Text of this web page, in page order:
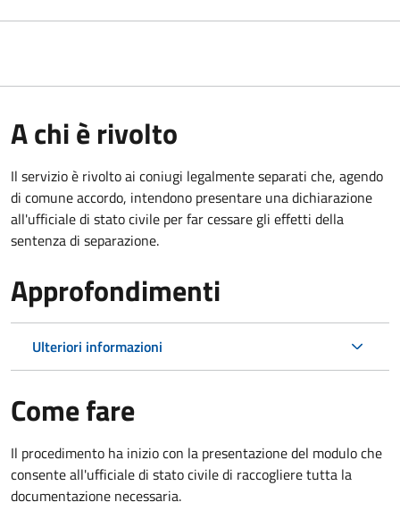
A chi è rivolto
Il servizio è rivolto ai coniugi legalmente separati che, agendo
di comune accordo, intendono presentare una dichiarazione
all'ufficiale di stato civile per far cessare gli effetti della
sentenza di separazione.
Approfondimenti
Ulteriori informazioni
Come fare
Il procedimento ha inizio con la presentazione del modulo che
consente all'ufficiale di stato civile di raccogliere tutta la
documentazione necessaria.